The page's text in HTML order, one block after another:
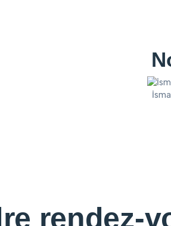
rendez-